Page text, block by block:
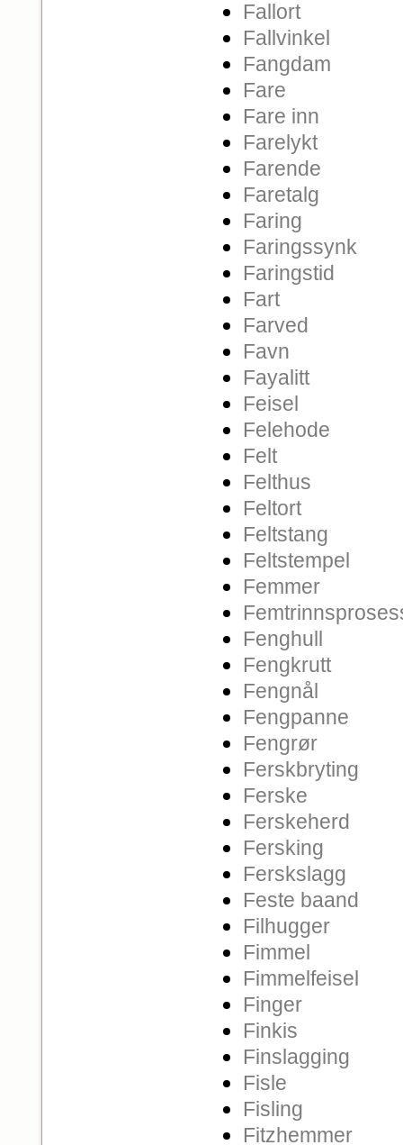
Fallort
Fallvinkel
Fangdam
Fare
Fare inn
Farelykt
Farende
Faretalg
Faring
Faringssynk
Faringstid
Fart
Farved
Favn
Fayalitt
Feisel
Felehode
Felt
Felthus
Feltort
Feltstang
Feltstempel
Femmer
Fenghull
Fengkrutt
Fengnål
Fengpanne
Fengrør
Ferskbryting
Ferske
Ferskeherd
Fersking
Ferskslagg
Feste baand
Filhugger
Fimmel
Fimmelfeisel
Finger
Finkis
Finslagging
Fisle
Fisling
Fitzhemmer